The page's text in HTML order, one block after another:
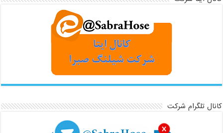
کانال تلگرام شرکت